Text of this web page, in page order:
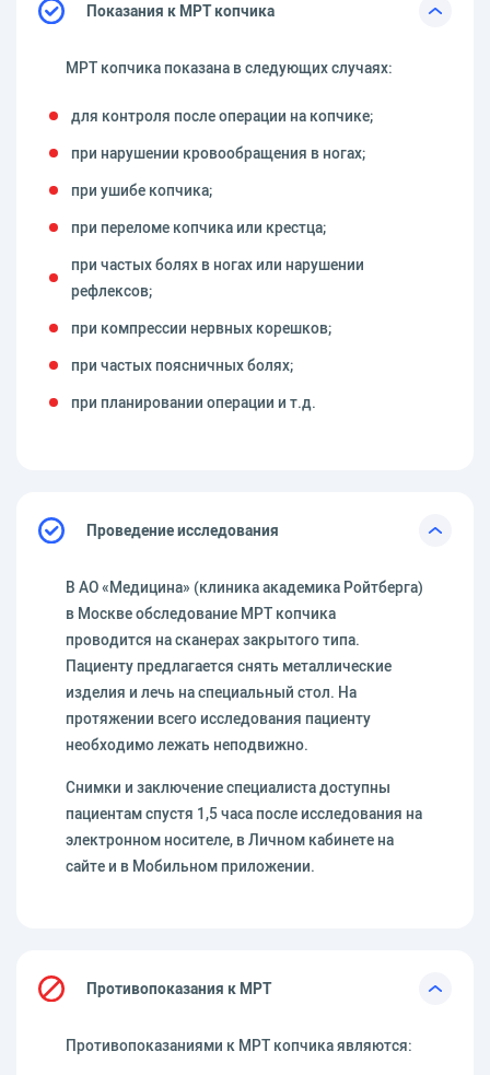
Показания к МРТ копчика
МРТ копчика показана в следующих случаях:
для контроля после операции на копчике;
при нарушении кровообращения в ногах;
при ушибе копчика;
при переломе копчика или крестца;
при частых болях в ногах или нарушении
рефлексов;
при компрессии нервных корешков;
при частых поясничных болях;
при планировании операции и т.д.
Проведение исследования
В АО «Медицина» (клиника академика Ройтберга)
в Москве обследование МРТ копчика
проводится на сканерах закрытого типа.
Пациенту предлагается снять металлические
изделия и лечь на специальный стол. На
протяжении всего исследования пациенту
необходимо лежать неподвижно.
Снимки и заключение специалиста доступны
пациентам спустя 1,5 часа после исследования на
электронном носителе, в Личном кабинете на
сайте и в Мобильном приложении.
Противопоказания к МРТ
Противопоказаниями к МРТ копчика являются: